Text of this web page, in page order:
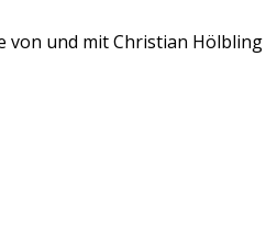
von und mit Christian Hölbling